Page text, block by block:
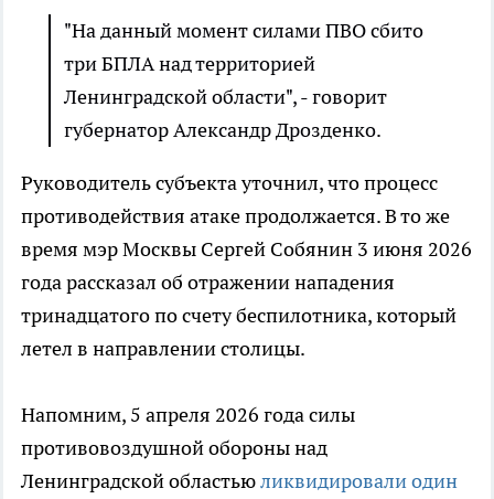
"На данный момент силами ПВО сбито
три БПЛА над территорией
Ленинградской области", - говорит
губернатор Александр Дрозденко.
Руководитель субъекта уточнил, что процесс
противодействия атаке продолжается. В то же
время мэр Москвы Сергей Собянин 3 июня 2026
года рассказал об отражении нападения
тринадцатого по счету беспилотника, который
летел в направлении столицы.
Напомним, 5 апреля 2026 года силы
противовоздушной обороны над
Ленинградской областьюликвидировали один